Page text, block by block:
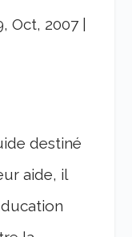
Oct, 2007|
destiné
aide, il